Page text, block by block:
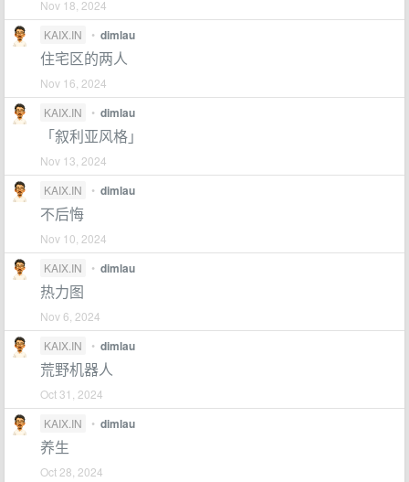
Nov 18, 2024
KAIX.IN
• dimlau
住宅区的两人
Nov 16, 2024
KAIX.IN
• dimlau
「叙利亚风格」
Nov 13, 2024
KAIX.IN
• dimlau
不后悔
Nov 10, 2024
KAIX.IN
• dimlau
热力图
Nov 6, 2024
KAIX.IN
• dimlau
荒野机器人
Oct 31, 2024
KAIX.IN
• dimlau
养生
Oct 28, 2024